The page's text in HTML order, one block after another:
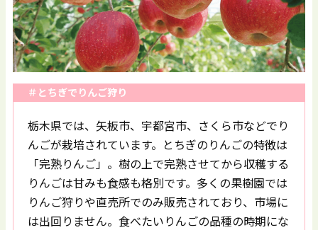
＃とちぎでりんご狩り
栃木県では、矢板市、宇都宮市、さくら市などでり
んごが栽培されています。とちぎのりんごの特徴は
「完熟りんご」。樹の上で完熟させてから収穫する
りんごは甘みも食感も格別です。多くの果樹園では
りんご狩りや直売所でのみ販売されており、市場に
は出回りません。食べたいりんごの品種の時期にな